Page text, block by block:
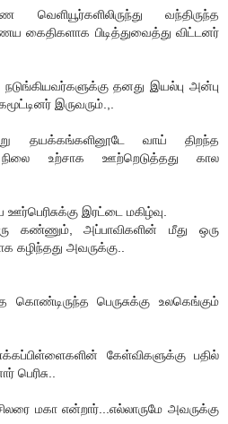
வெளியூர்களிலிருந்து வந்திருந்த
கைதிகளாக பிடித்துவைத்து விட்டனர்
தனது இயல்பு அன்பு
இருவரும்.,.
தயக்கங்களினூடே வாய் திறந்த
உற்சாக ஊற்றெடுத்தது கால
இரட்டை மகிழ்வு.
கண்ணும், அப்பாவிகளின் மீது ஒரு
அவருக்கு..
கொண்டிருந்த பெருசுக்கு உலகெங்கும்
கேள்விகளுக்கு பதில்
மகா என்றார்...எல்லாருமே அவருக்கு